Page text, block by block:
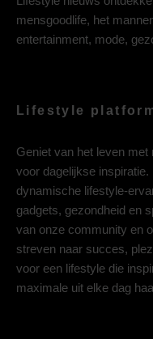
mensgoodlife, het
entertainment, mode,
Lifestyle
Geniet van het leven
voor dagelijkse
dynamische lifestyle-
gadgets, gezondheid en
van onze community en
streven naar succes,
voor een lifestyle die
maximale uit elke dag